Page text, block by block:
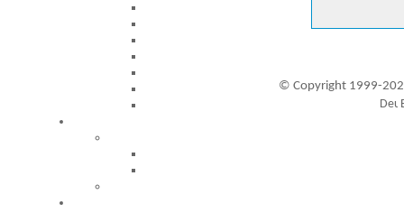
© Copyright 1999-
Besucher seit 20.09.1999: 19435619